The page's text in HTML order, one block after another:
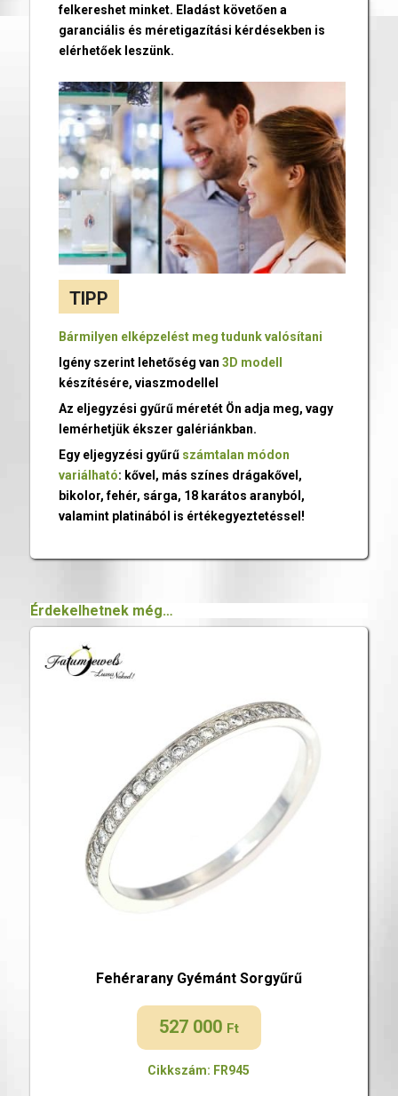
felkereshet minket. Eladást követően a
garanciális és méretigazítási kérdésekben is
elérhetőek leszünk.
TIPP
Bármilyen elképzelést meg tudunk valósítani
Igény szerint lehetőség van 3D modell
készítésére, viaszmodellel
Az eljegyzési gyűrű méretét Ön adja meg, vagy
lemérhetjük ékszer galériánkban.
Egy eljegyzési gyűrű számtalan módon
variálható: kővel, más színes drágakővel,
bikolor, fehér, sárga, 18 karátos aranyból,
valamint platinából is értékegyeztetéssel!
Érdekelhetnek még…
Fehérarany Gyémánt Sorgyűrű
527 000 Ft
Cikkszám: FR945